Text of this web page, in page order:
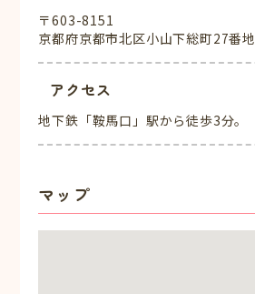
〒603-8151
京都府京都市北区小山下総町27番地
アクセス
地下鉄「鞍馬口」駅から徒歩3分。
マップ